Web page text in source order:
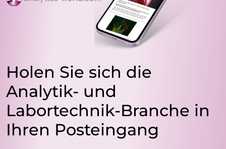
Holen Sie sich die
Analytik- und
Labortechnik-Branche in
Ihren Posteingang